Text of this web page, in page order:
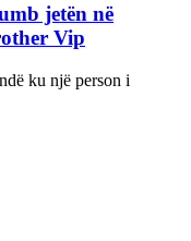
jetën në
Vip
ku një person i